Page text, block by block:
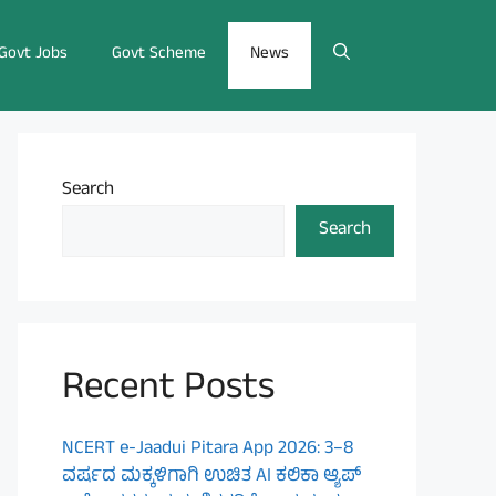
Jobs Govt Scheme News
Search
Search
Recent Posts
NCERT e-Jaadui Pitara App 2026: 3–8
ವರ್ಷದ ಮಕ್ಕಳಿಗಾಗಿ ಉಚಿತ AI ಕಲಿಕಾ ಆ್ಯಪ್